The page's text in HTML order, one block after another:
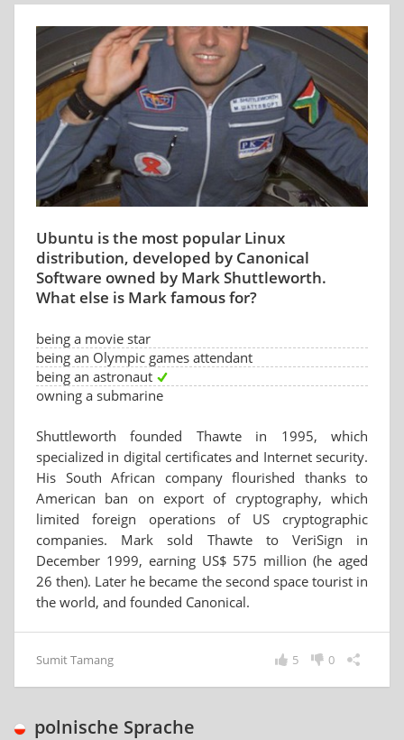
Ubuntu is the most popular Linux
distribution, developed by Canonical
Software owned by Mark Shuttleworth.
What else is Mark famous for?
being a movie star
being an Olympic games attendant
being an astronaut
owning a submarine
Shuttleworth founded Thawte in 1995, which
specialized in digital certificates and Internet security.
His South African company flourished thanks to
American ban on export of cryptography, which
limited foreign operations of US cryptographic
companies. Mark sold Thawte to VeriSign in
December 1999, earning US$ 575 million (he aged
26 then). Later he became the second space tourist in
the world, and founded Canonical.
Sumit Tamang 0
5
polnische Sprache